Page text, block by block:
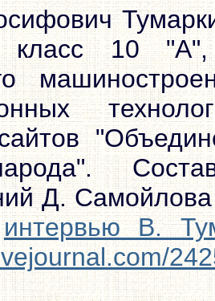
класс 10
Д.
интервью В.